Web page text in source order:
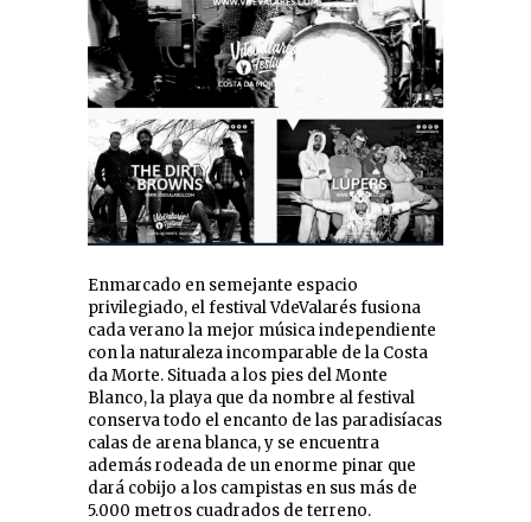
Enmarcado en semejante espacio
privilegiado, el festival VdeValarés fusiona
cada verano la mejor música independiente
con la naturaleza incomparable de la Costa
da Morte. Situada a los pies del Monte
Blanco, la playa que da nombre al festival
conserva todo el encanto de las paradisíacas
calas de arena blanca, y se encuentra
además rodeada de un enorme pinar que
dará cobijo a los campistas en sus más de
5.000 metros cuadrados de terreno.